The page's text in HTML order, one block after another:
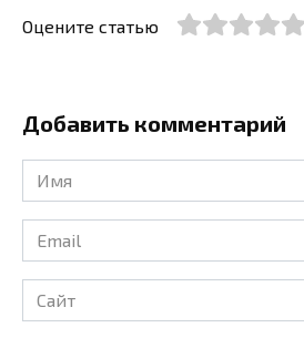
Оцените статью
Добавить комментарий
Имя
*
Email
*
Сайт